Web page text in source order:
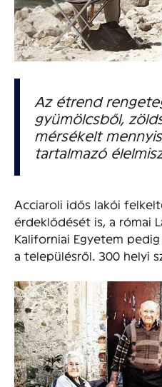
Az étrend
gyümölcsből,
mérsékelt
tartalmazó
Acciaroli idős lakói
érdeklődését is, a római
Kaliforniai Egyetem
a településről. 300 helyi